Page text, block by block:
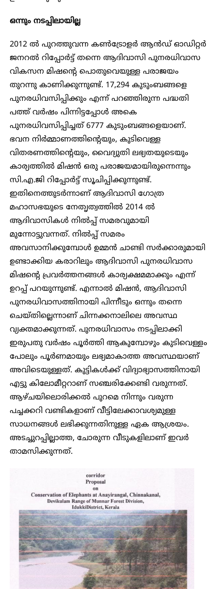
ഒന്നും നടപ്പിലായില്ല
2012 ൽ പുറത്തുവന്ന കൺട്രോളർ ആൻഡ് ഓഡിറ്റർ
ജനറൽ റിപ്പോർട്ട് തന്നെ ആദിവാസി പുനരധിവാസ
വികസന മിഷന്റെ പൊതുവെയുള്ള പരാജയം
തുറന്നു കാണിക്കുന്നുണ്ട്. 17,294 കുടുംബങ്ങളെ
പുനരധിവസിപ്പിക്കും എന്ന് പറഞ്ഞിരുന്ന പദ്ധതി
പത്ത് വർഷം പിന്നിട്ടപ്പോൾ അകെ
പുനരധിവസിപ്പിച്ചത് 6777 കുടുംബങ്ങളെയാണ്.
ഭവന നിർമ്മാണത്തിന്റെയും, കുടിവെള്ള
വിതരണത്തിന്റെയും, വൈദ്യുതി ലഭ്യതയുടെയും
കാര്യത്തിൽ മിഷൻ ഒരു പരാജയമായിരുന്നെന്നും
സി.എ.ജി റിപ്പോർട്ട് സൂചിപ്പിക്കുന്നുണ്ട്.
ഇതിനെത്തുടർന്നാണ് ആദിവാസി ഗോത്ര
മഹാസഭയുടെ നേതൃത്വത്തിൽ 2014 ൽ
ആദിവാസികൾ നിൽപ്പ് സമരവുമായി
മുന്നോട്ടുവന്നത്. നിൽപ്പ് സമരം
അവസാനിക്കുമ്പോൾ ഉമ്മൻ ചാണ്ടി സർക്കാരുമായി
ഉണ്ടാക്കിയ കരാറിലും ആദിവാസി പുനരധിവാസ
മിഷന്റെ പ്രവർത്തനങ്ങൾ കാര്യക്ഷമമാക്കും എന്ന്
ഉറപ്പ് പറയുന്നുണ്ട്. എന്നാൽ മിഷൻ, ആദിവാസി
പുനരധിവാസത്തിനായി പിന്നീടും ഒന്നും തന്നെ
ചെയ്തില്ലെന്നാണ് ചിന്നക്കനാലിലെ അവസ്ഥ
വ്യക്തമാക്കുന്നത്. പുനരധിവാസം നടപ്പിലാക്കി
ഇരുപതു വർഷം പൂർത്തി ആകുമ്പോഴും കുടിവെള്ളം
പോലും പൂർണമായും ലഭ്യമാകാത്ത അവസ്ഥയാണ്
അവിടെയുള്ളത്. കുട്ടികൾക്ക് വിദ്യാഭ്യാസത്തിനായി
എട്ടു കിലോമീറ്ററാണ് സഞ്ചരിക്കേണ്ടി വരുന്നത്.
ആഴ്ചയിലൊരിക്കൽ പുറമെ നിന്നും വരുന്ന
പച്ചക്കറി വണ്ടികളാണ് വീട്ടിലേക്കാവശ്യമുള്ള
സാധനങ്ങൾ ലഭിക്കുന്നതിനുള്ള ഏക ആശ്രയം.
അടച്ചുറപ്പില്ലാത്ത, ചോരുന്ന വീടുകളിലാണ് ഇവർ
താമസിക്കുന്നത്.